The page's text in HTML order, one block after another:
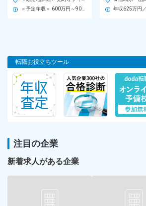
【東北】岩手県
【中国・四国】岡山県・香川県
【九州】福岡県・佐賀県・長崎県
＜独身寮＞
・月2万円（使用料・食費込み）＋光熱費で
・東京都西東京市、大阪府茨木市、岡山県
※女性は別途借上げ寮（社宅）あり
＜借上げ寮（社宅）＞
＜受動喫煙対策＞
・オフィス内禁煙・分煙（喫煙スペースを別
る！
転職お役立ちツール
注目の企業
新着求人がある企業